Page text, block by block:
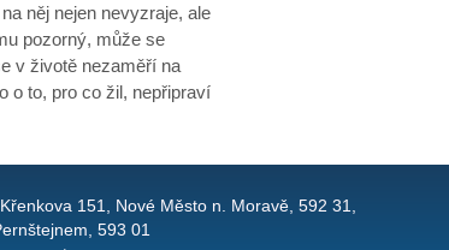
něj nejen nevyzraje, ale
pozorný, může se
v životě nezaměří na
o to, pro co žil, nepřipraví
151, Nové Město n. Moravě, 592 31,
593 01